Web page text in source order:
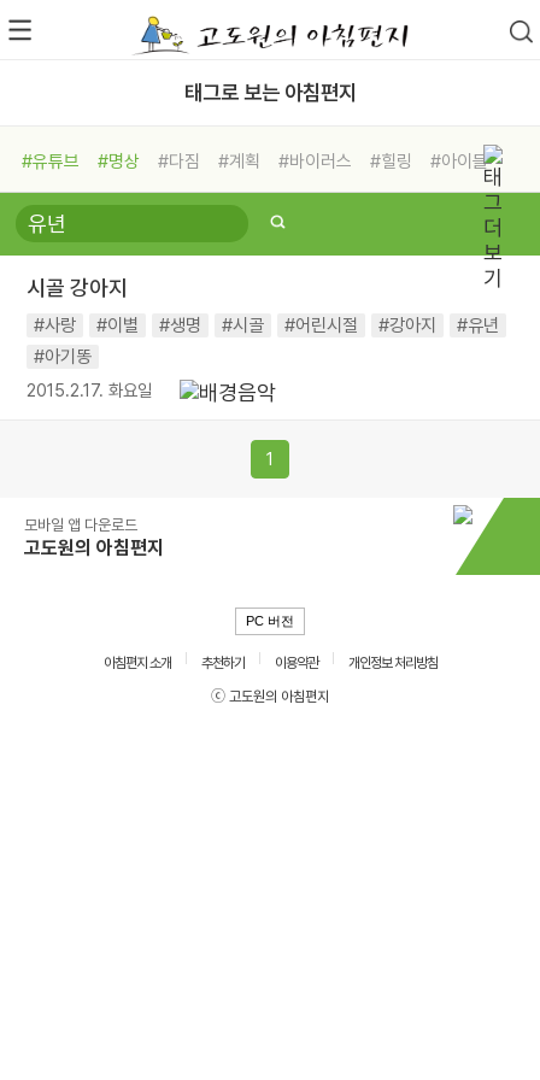
태그로 보는 아침편지
#유튜브 #명상 #다짐 #계획 #바이러스 #힐링
#아이들
#비전캠프
#독서캠프 #삶
#희망
#나눔 #친구 #링컨학교
#독서
#건강
시골 강아지
#사랑 #이별 #생명 #시골 #어린시절 #강아지
#유년
#아기똥
2015.2.17. 화요일
1
모바일 앱 다운로드
고도원의 아침편지
PC 버전
아침편지 소개 추천하기 이용약관
개인정보 처리방침
ⓒ 고도원의 아침편지